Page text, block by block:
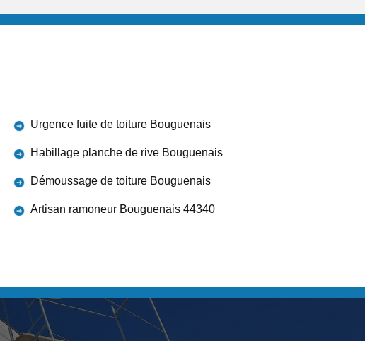
Urgence fuite de toiture Bouguenais
Habillage planche de rive Bouguenais
Démoussage de toiture Bouguenais
Artisan ramoneur Bouguenais 44340